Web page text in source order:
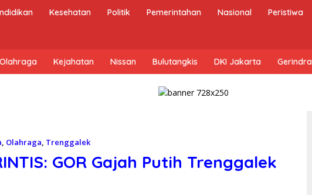
Kesehatan Politik Pemerintahan Nasional Peristiwa
Kejahatan Nissan Bulutangkis DKI Jakarta Gerindra
, Olahraga, Trenggalek
GOR Gajah Putih Trenggalek